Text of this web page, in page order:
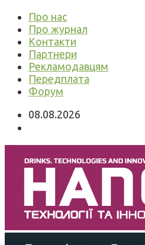
Про нас
Про журнал
Контакти
Партнери
Рекламодавцям
Передплата
Форум
08.08.2026